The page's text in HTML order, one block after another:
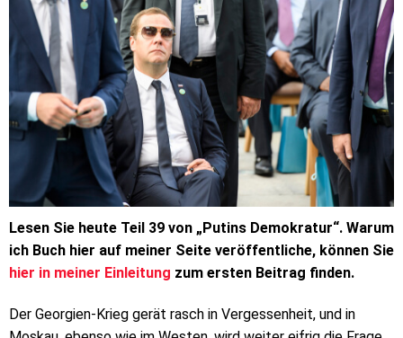
Lesen Sie heute Teil 39 von „Putins Demokratur“. Warum
ich Buch hier auf meiner Seite veröffentliche, können Sie
hier in meiner Einleitung zum ersten Beitrag finden.
Der Georgien-Krieg gerät rasch in Vergessenheit, und in